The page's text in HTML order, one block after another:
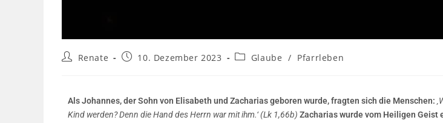
Renate 10. Dezember 2023 Glaube / Pfarrleben
Als Johannes, der Sohn von Elisabeth und Zacharias geboren wurde, fragten sich die Menschen:
Kind werden? Denn die Hand des Herrn war mit ihm.‘ (Lk 1,66b) Zacharias wurde vom Heiligen Geist